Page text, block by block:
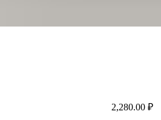
2,280.00 ₽